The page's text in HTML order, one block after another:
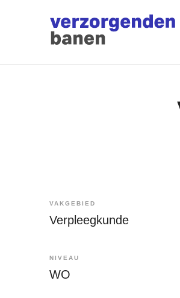
VAKGEBIED
Verpleegkunde
NIVEAU
WO